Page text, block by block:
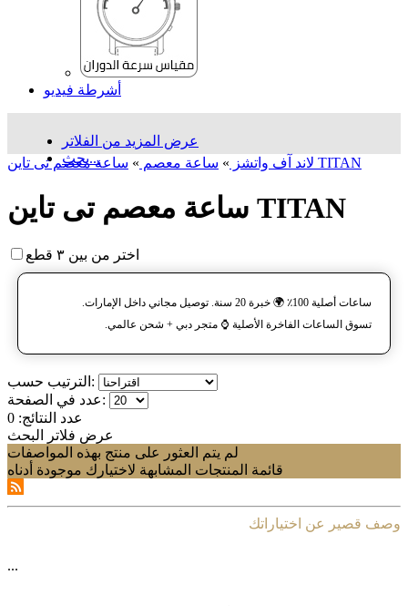
أشرطة فيديو
عرض المزيد من الفلاتر
بحث...
لاند آف واتشز » ساعة معصم » ساعة معصم تی تاین TITAN
ساعة معصم تی تاین TITAN
اختر من بين ٣ قطع
ساعات أصلية 100٪ 🌍 خبرة 20 سنة. توصيل مجاني داخل الإمارات.
تسوق الساعات الفاخرة الأصلية ⌚️ متجر دبي + شحن عالمي.
الترتيب حسب:
عدد في الصفحة:
عدد النتائج: 0
عرض فلاتر البحث
لم يتم العثور على منتج بهذه المواصفات
قائمة المنتجات المشابهة لاختيارك موجودة أدناه
وصف قصير عن اختياراتك
...